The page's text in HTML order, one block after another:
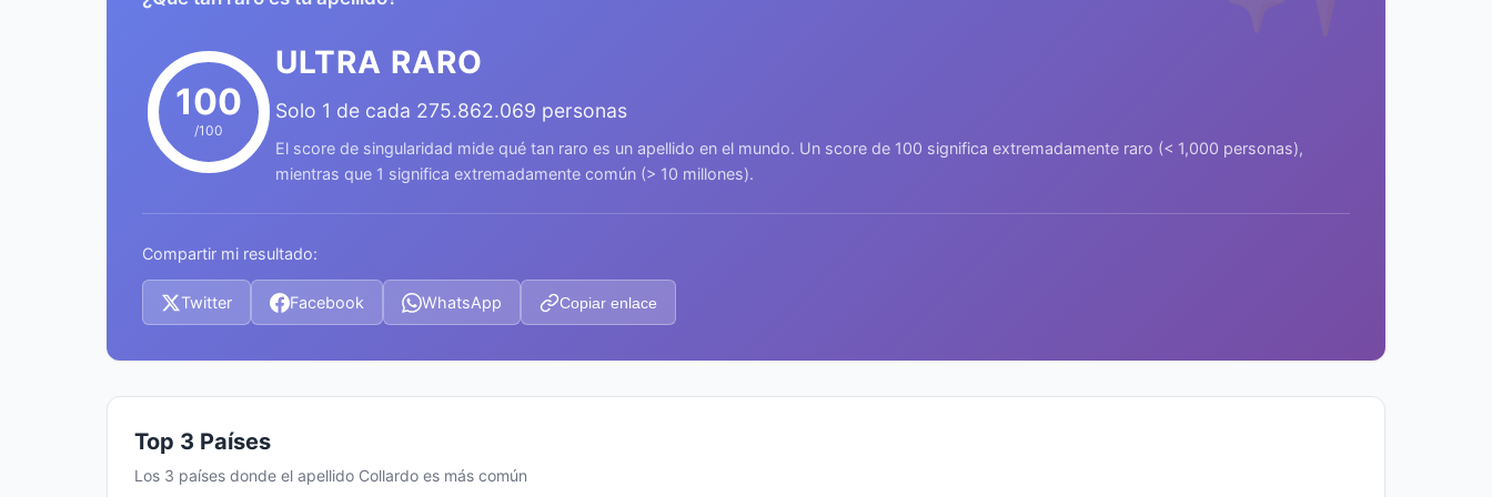
100
/100
ULTRA RARO
Solo 1 de cada 275.862.069 personas
El score de singularidad mide qué tan raro es un apellido en el mundo. Un score de 100 significa extremadamente raro (< 1,000 personas),
mientras que 1 significa extremadamente común (> 10 millones).
Compartir mi resultado:
Twitter Facebook WhatsApp Copiar enlace
Top 3 Países
Los 3 países donde el apellido Collardo es más común